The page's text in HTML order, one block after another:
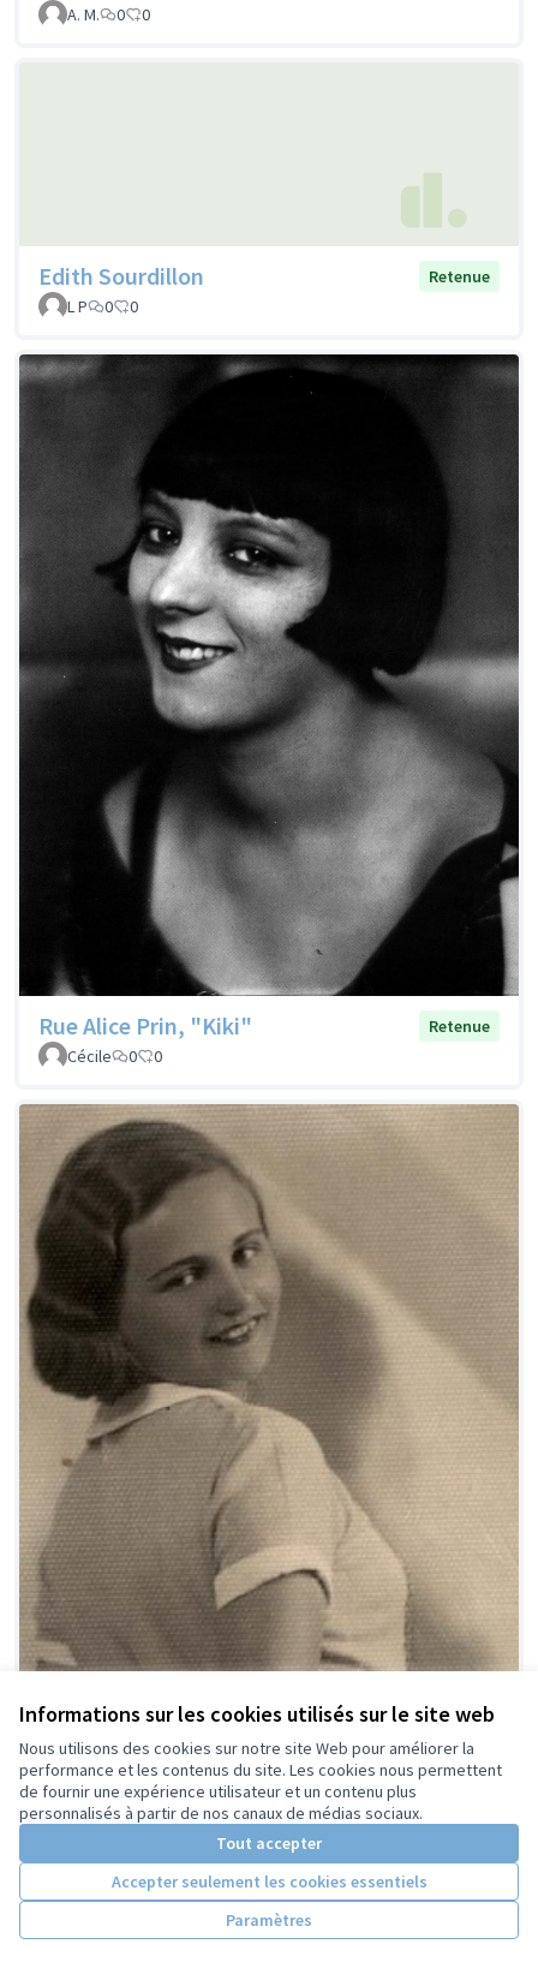
Informations sur les cookies utilisés sur le site web
Nous utilisons des cookies sur notre site Web pour améliorer la
performance et les contenus du site. Les cookies nous permettent
de fournir une expérience utilisateur et un contenu plus
personnalisés à partir de nos canaux de médias sociaux.
Tout accepter
Accepter seulement les cookies essentiels
Paramètres
A. M.
0 0
Edith Sourdillon
Retenue
L P
0 0
Rue Alice Prin, "Kiki"
Retenue
Cécile
0 0